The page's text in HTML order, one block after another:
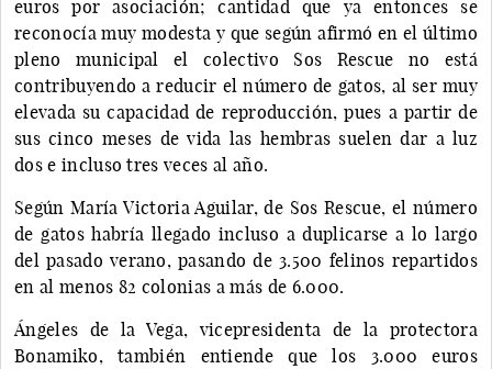
euros por asociación; cantidad que ya entonces se
reconocía muy modesta y que según afirmó en el último
pleno municipal el colectivo Sos Rescue no está
contribuyendo a reducir el número de gatos, al ser muy
elevada su capacidad de reproducción, pues a partir de
sus cinco meses de vida las hembras suelen dar a luz
dos e incluso tres veces al año.
Según María Victoria Aguilar, de Sos Rescue, el número
de gatos habría llegado incluso a duplicarse a lo largo
del pasado verano, pasando de 3.500 felinos repartidos
en al menos 82 colonias a más de 6.000.
Ángeles de la Vega, vicepresidenta de la protectora
Bonamiko, también entiende que los 3.000 euros